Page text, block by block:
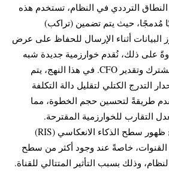
الترددي في النظام، تستخدم هذه
مُدمجًا، حيث يتم تضمين (تراكب)
البيانات أثناء الإرسال للحفاظ على عرض
على ذلك، نُقدم خوارزمية جديدة شبه
عمياء لفصل المصدر المشترك وتقدير CFO. في هذا النهج، يتم
التدرج الكتلي لتقليل دالة التكلفة
طريقةً لتحسين حجم الخطوة، مما
التقارب للخوارزمية المقترحة.
بالإضافة إلى ذلك، يُطرح ظهور سطح الذكاء الانعكاسي (RIS)
القنوات، خاصةً عند وجود أكثر من سطح
وذلك بسبب التأثير المتتالي للقناة.